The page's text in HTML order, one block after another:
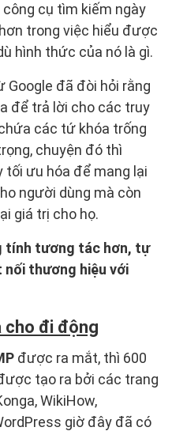
cụ tìm kiếm ngày
trong việc hiểu được
hình thức của nó là gì.
đã đòi hỏi rằng
để trả lời cho các truy
các tứ khóa trống
chuyện đó thì
tối ưu hóa để mang lại
người dùng mà còn
giá trị cho họ.
tính tương tác hơn, tự
thương hiệu với
cho đi động
được ra mắt, thì 600
tạo ra bởi các trang
WikiHow,
giờ đây đã có